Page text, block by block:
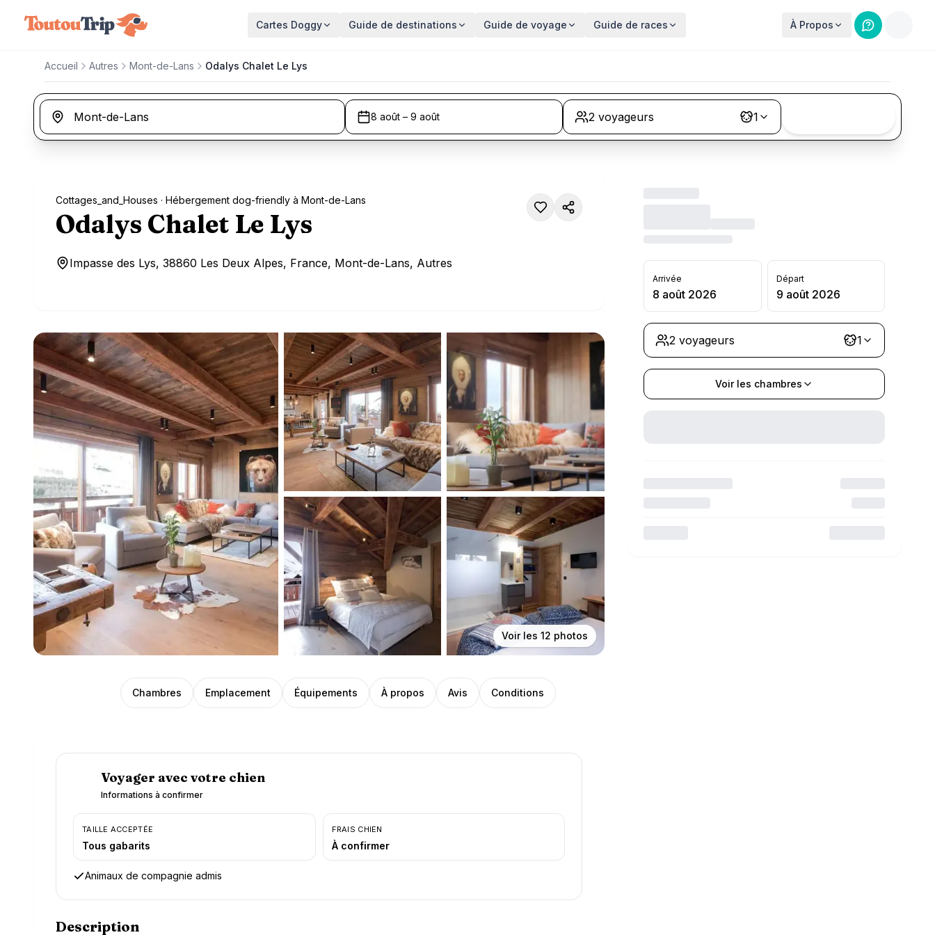
Cartes Doggy Guide de destinations Guide de voyage Guide de races À Propos
Accueil Autres Mont-de-Lans Odalys Chalet Le Lys
8 août – 9 août 2 voyageurs 1
Cottages_and_Houses · Hébergement dog-friendly à Mont-de-Lans
Odalys Chalet Le Lys
Impasse des Lys, 38860 Les Deux Alpes, France, Mont-de-Lans, Autres
Voir les12 photos
Chambres Emplacement Équipements À propos Avis Conditions
Voyager avec votre chien
Informations à confirmer
TAILLE ACCEPTÉE
Tous gabarits
FRAIS CHIEN
À confirmer
Animaux de compagnie admis
Description
Arrivée
8 août 2026
Départ
9 août 2026
2 voyageurs 1
Voir les chambres